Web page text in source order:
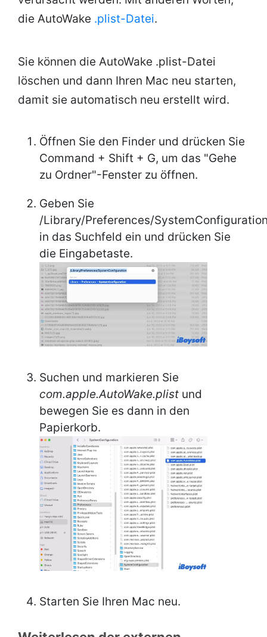
die AutoWake .plist-Datei.
Sie können die AutoWake .plist-Datei
löschen und dann Ihren Mac neu starten,
damit sie automatisch neu erstellt wird.
Öffnen Sie den Finder und drücken Sie
Command + Shift + G, um das "Gehe
zu Ordner"-Fenster zu öffnen.
Geben Sie
/Library/Preferences/
in das Suchfeld ein und drücken Sie
die Eingabetaste.
Suchen und markieren Sie
com.apple.AutoWake.plist und
bewegen Sie es dann in den
Papierkorb.
Starten Sie Ihren Mac neu.